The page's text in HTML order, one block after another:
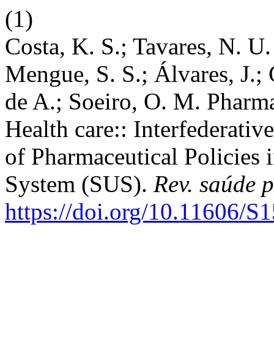
(1)
Costa, K. S.; Tavares, N.
Mengue, S. S.; Álvares,
de A.; Soeiro, O. M.
Health care::
of Pharmaceutical
System (SUS). Rev. saúde
https://doi.org/10.11606/